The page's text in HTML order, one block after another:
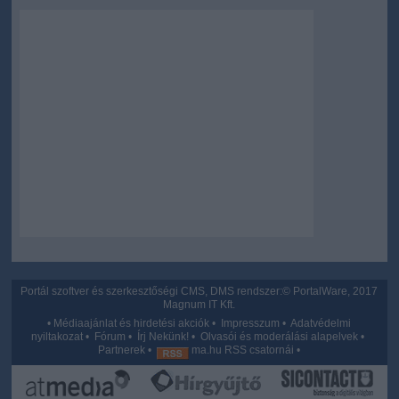
Portál szoftver és szerkesztőségi CMS, DMS rendszer:© PortalWare, 2017
Magnum IT Kft.
• Médiaajánlat és hirdetési akciók • Impresszum •Adatvédelmi
nyiltakozat • Fórum • Írj Nekünk! •Olvasói és moderálási alapelvek •
Partnerek • ma.hu RSS csatornái •